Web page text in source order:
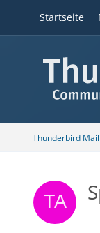
Startseite
Thunderbird Mail